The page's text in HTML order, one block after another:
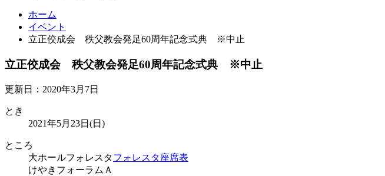
ホーム
イベント
立正佼成会 秩父教会発足60周年記念式典 ※中止
立正佼成会 秩父教会発足60周年記念式典 ※中止
更新日：2020年3月7日
とき
2021年5月23日(日)
ところ
大ホールフォレスタフォレスタ座席表
けやきフォーラムＡ